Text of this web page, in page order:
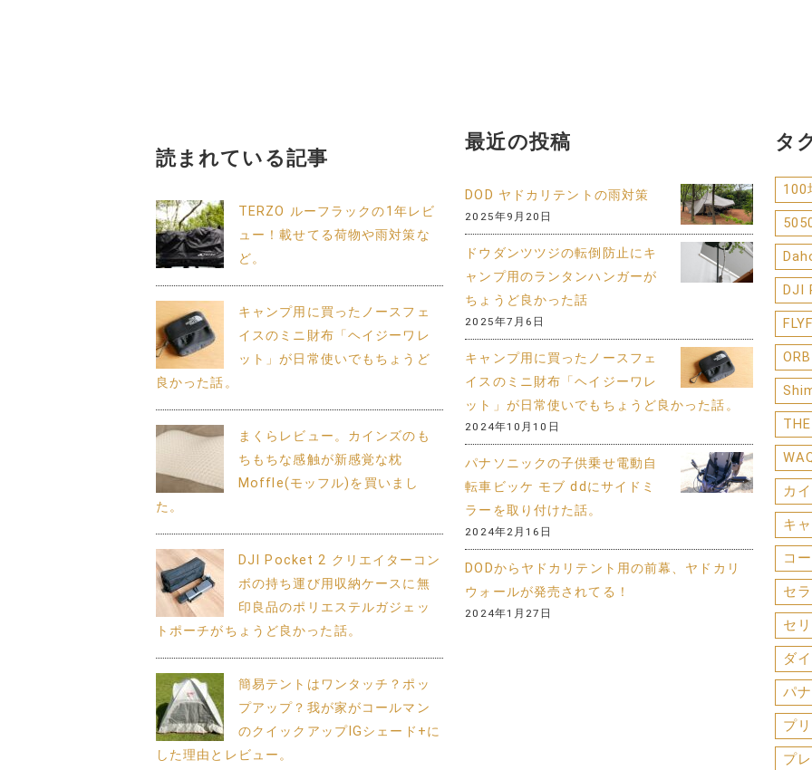
読まれている記事
TERZO ルーフラックの1年レビ
ュー！載せてる荷物や雨対策な
ど。
キャンプ用に買ったノースフェ
イスのミニ財布「ヘイジーワレ
ット」が日常使いでもちょうど
良かった話。
まくらレビュー。カインズのも
ちもちな感触が新感覚な枕
Moffle(モッフル)を買いまし
た。
DJI Pocket 2 クリエイターコン
ボの持ち運び用収納ケースに無
印良品のポリエステルガジェッ
トポーチがちょうど良かった話。
簡易テントはワンタッチ？ポッ
プアップ？我が家がコールマン
のクイックアップIGシェード+に
した理由とレビュー。
最近の投稿
DOD ヤドカリテントの雨対策
2025年9月20日
ドウダンツツジの転倒防止にキ
ャンプ用のランタンハンガーが
ちょうど良かった話
2025年7月6日
キャンプ用に買ったノースフェ
イスのミニ財布「ヘイジーワレ
ット」が日常使いでもちょうど良かった話。
2024年10月10日
パナソニックの子供乗せ電動自
転車ビッケ モブ ddにサイドミ
ラーを取り付けた話。
2024年2月16日
DODからヤドカリテント用の前幕、ヤドカリ
ウォールが発売されてる！
2024年1月27日
タ
100
DJI
カ
キ
コ
セ
セ
ダ
パ
プ
プ